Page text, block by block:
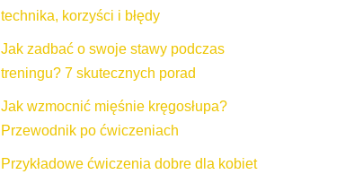
technika, korzyści i błędy
Jak zadbać o swoje stawy podczas
treningu? 7 skutecznych porad
Jak wzmocnić mięśnie kręgosłupa?
Przewodnik po ćwiczeniach
Przykładowe ćwiczenia dobre dla kobiet